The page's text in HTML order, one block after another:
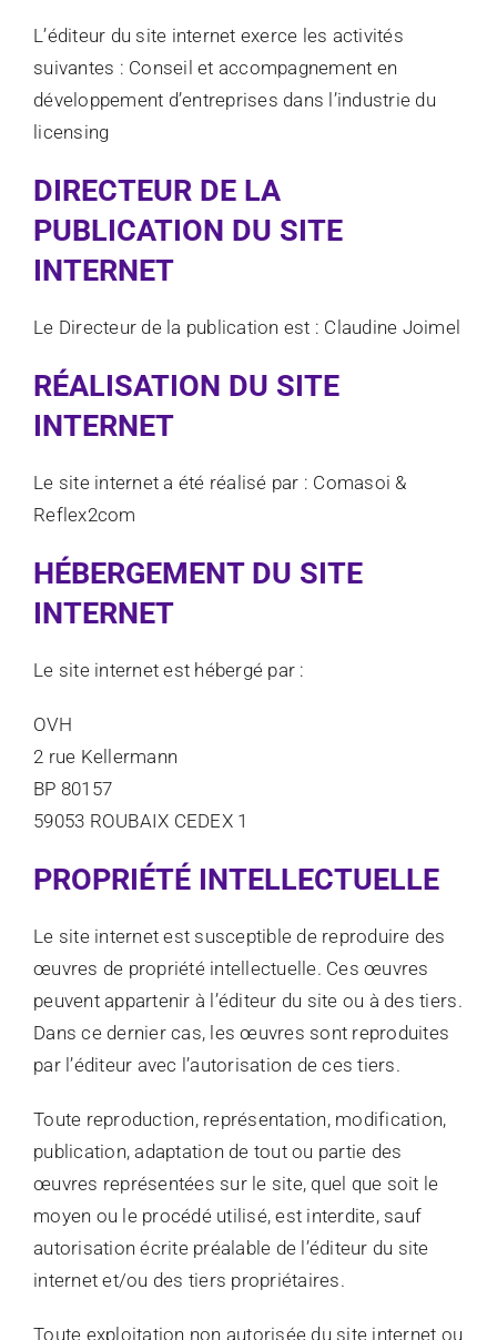
L’éditeur du site internet exerce les activités
suivantes : Conseil et accompagnement en
développement d’entreprises dans l’industrie du
licensing
DIRECTEUR DE LA
PUBLICATION DU SITE
INTERNET
Le Directeur de la publication est : Claudine Joimel
RÉALISATION DU SITE
INTERNET
Le site internet a été réalisé par : Comasoi &
Reflex2com
HÉBERGEMENT DU SITE
INTERNET
Le site internet est hébergé par :
OVH
2 rue Kellermann
BP 80157
59053 ROUBAIX CEDEX 1
PROPRIÉTÉ INTELLECTUELLE
Le site internet est susceptible de reproduire des
œuvres de propriété intellectuelle. Ces œuvres
peuvent appartenir à l’éditeur du site ou à des tiers.
Dans ce dernier cas, les œuvres sont reproduites
par l’éditeur avec l’autorisation de ces tiers.
Toute reproduction, représentation, modification,
publication, adaptation de tout ou partie des
œuvres représentées sur le site, quel que soit le
moyen ou le procédé utilisé, est interdite, sauf
autorisation écrite préalable de l’éditeur du site
internet et/ou des tiers propriétaires.
Toute exploitation non autorisée du site internet ou